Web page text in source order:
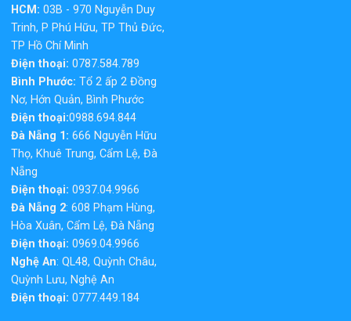
HCM: 03B - 970 Nguyễn Duy
Trinh, P Phú Hữu, TP Thủ Đức,
TP Hồ Chí Minh
Điện thoại: 0787.584.789
Bình Phước: Tổ 2 ấp 2 Đồng
Nơ, Hớn Quản, Bình Phước
Điện thoại:0988.694.844
Đà Nẵng 1: 666 Nguyễn Hữu
Thọ, Khuê Trung, Cẩm Lệ, Đà
Nẵng
Điện thoại: 0937.04.9966
Đà Nẵng 2: 608 Phạm Hùng,
Hòa Xuân, Cẩm Lệ, Đà Nẵng
Điện thoại: 0969.04.9966
Nghệ An: QL48, Quỳnh Châu,
Quỳnh Lưu, Nghệ An
Điện thoại: 0777.449.184